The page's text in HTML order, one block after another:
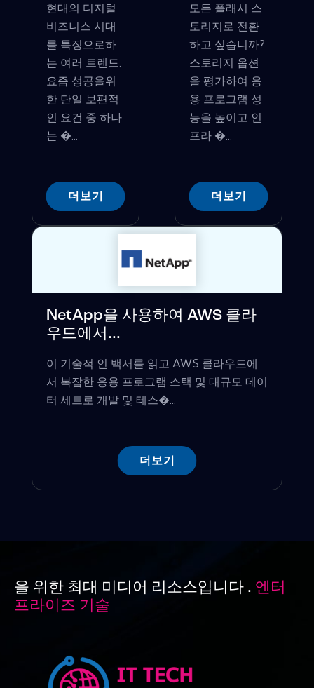
현대의 디지털
비즈니스 시대
를 특징으로하
는 여러 트렌드.
요즘 성공을위
한 단일 보편적
인 요건 중 하나
는 �...
더보기
모든 플래시 스
토리지로 전환
하고 싶습니까?
스토리지 옵션
을 평가하여 응
용 프로그램 성
능을 높이고 인
프라 �...
더보기
NetApp을 사용하여 AWS 클라
우드에서...
이 기술적 인 백서를 읽고 AWS 클라우드에
서 복잡한 응용 프로그램 스택 및 대규모 데이
터 세트로 개발 및 테스�...
더보기
을 위한 최대 미디어 리소스입니다 . 엔터
프라이즈 기술